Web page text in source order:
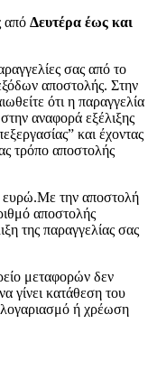
από Δευτέρα έως και
σας από το
αποστολής. Στην
ότι η παραγγελία
αναφορά εξέλιξης
και έχοντας
τρόπο αποστολής
ευρώ.Με την αποστολή
αποστολής
της παραγγελίας σας
μεταφορών δεν
γίνει κατάθεση του
λογαριασμό ή χρέωση